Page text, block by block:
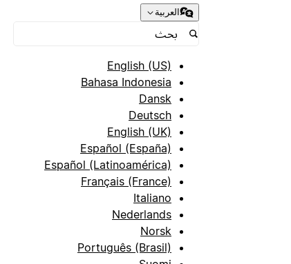
العربية
English (US)
Bahasa Indonesia
Dansk
Deutsch
English (UK)
Español (España)
Español (Latinoamérica)
Français (France)
Italiano
Nederlands
Norsk
Português (Brasil)